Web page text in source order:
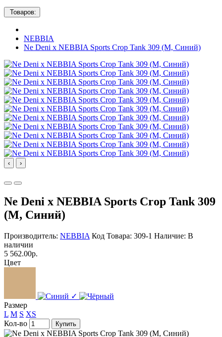
Товаров:
NEBBIA
Ne Deni x NEBBIA Sports Crop Tank 309 (M, Синий)
‹ ›
Ne Deni x NEBBIA Sports Crop Tank 309
(M, Синий)
Производитель: NEBBIA Код Товара: 309-1 Наличие: В
наличии
5 562.00р.
Цвет
✓
Размер
L M S XS
Кол-во
Купить